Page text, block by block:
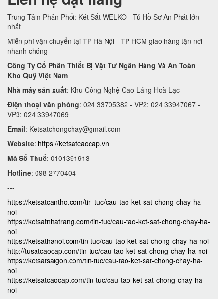
Trung Tâm Phân Phối: Két Sắt WELKO - Tủ Hồ Sơ An Phát lớn
nhất
Miễn phí vận chuyển tại TP Hà Nội - TP HCM giao hàng tận nơi
nhanh chóng
Công Ty Cổ Phần Thiết Bị Vật Tư Ngân Hàng Và An Toàn
Kho Quỹ Việt Nam
Nhà máy sản xuất: Khu Công Nghệ Cao Láng Hoà Lạc
Điện thoại văn phòng: 024 33705382 - VP2: 024 33947067 -
VP3: 024 33947069
Email: Ketsatchongchay@gmail.com
Website: https://ketsatcaocap.vn
Mã Số Thuế: 0101391913
Hotline: 098 2770404
---
https://ketsatcantho.com/tin-tuc/cau-tao-ket-sat-chong-chay-ha-
noi
https://ketsatnhatrang.com/tin-tuc/cau-tao-ket-sat-chong-chay-ha-
noi
https://ketsathanoi.com/tin-tuc/cau-tao-ket-sat-chong-chay-ha-noi
http://tusatcaocap.com/tin-tuc/cau-tao-ket-sat-chong-chay-ha-noi
https://ketsatsaigon.com/tin-tuc/cau-tao-ket-sat-chong-chay-ha-
noi
https://ketsatcaocap.com/tin-tuc/cau-tao-ket-sat-chong-chay-ha-
noi